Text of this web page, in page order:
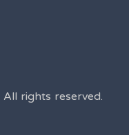
All rights reserved.